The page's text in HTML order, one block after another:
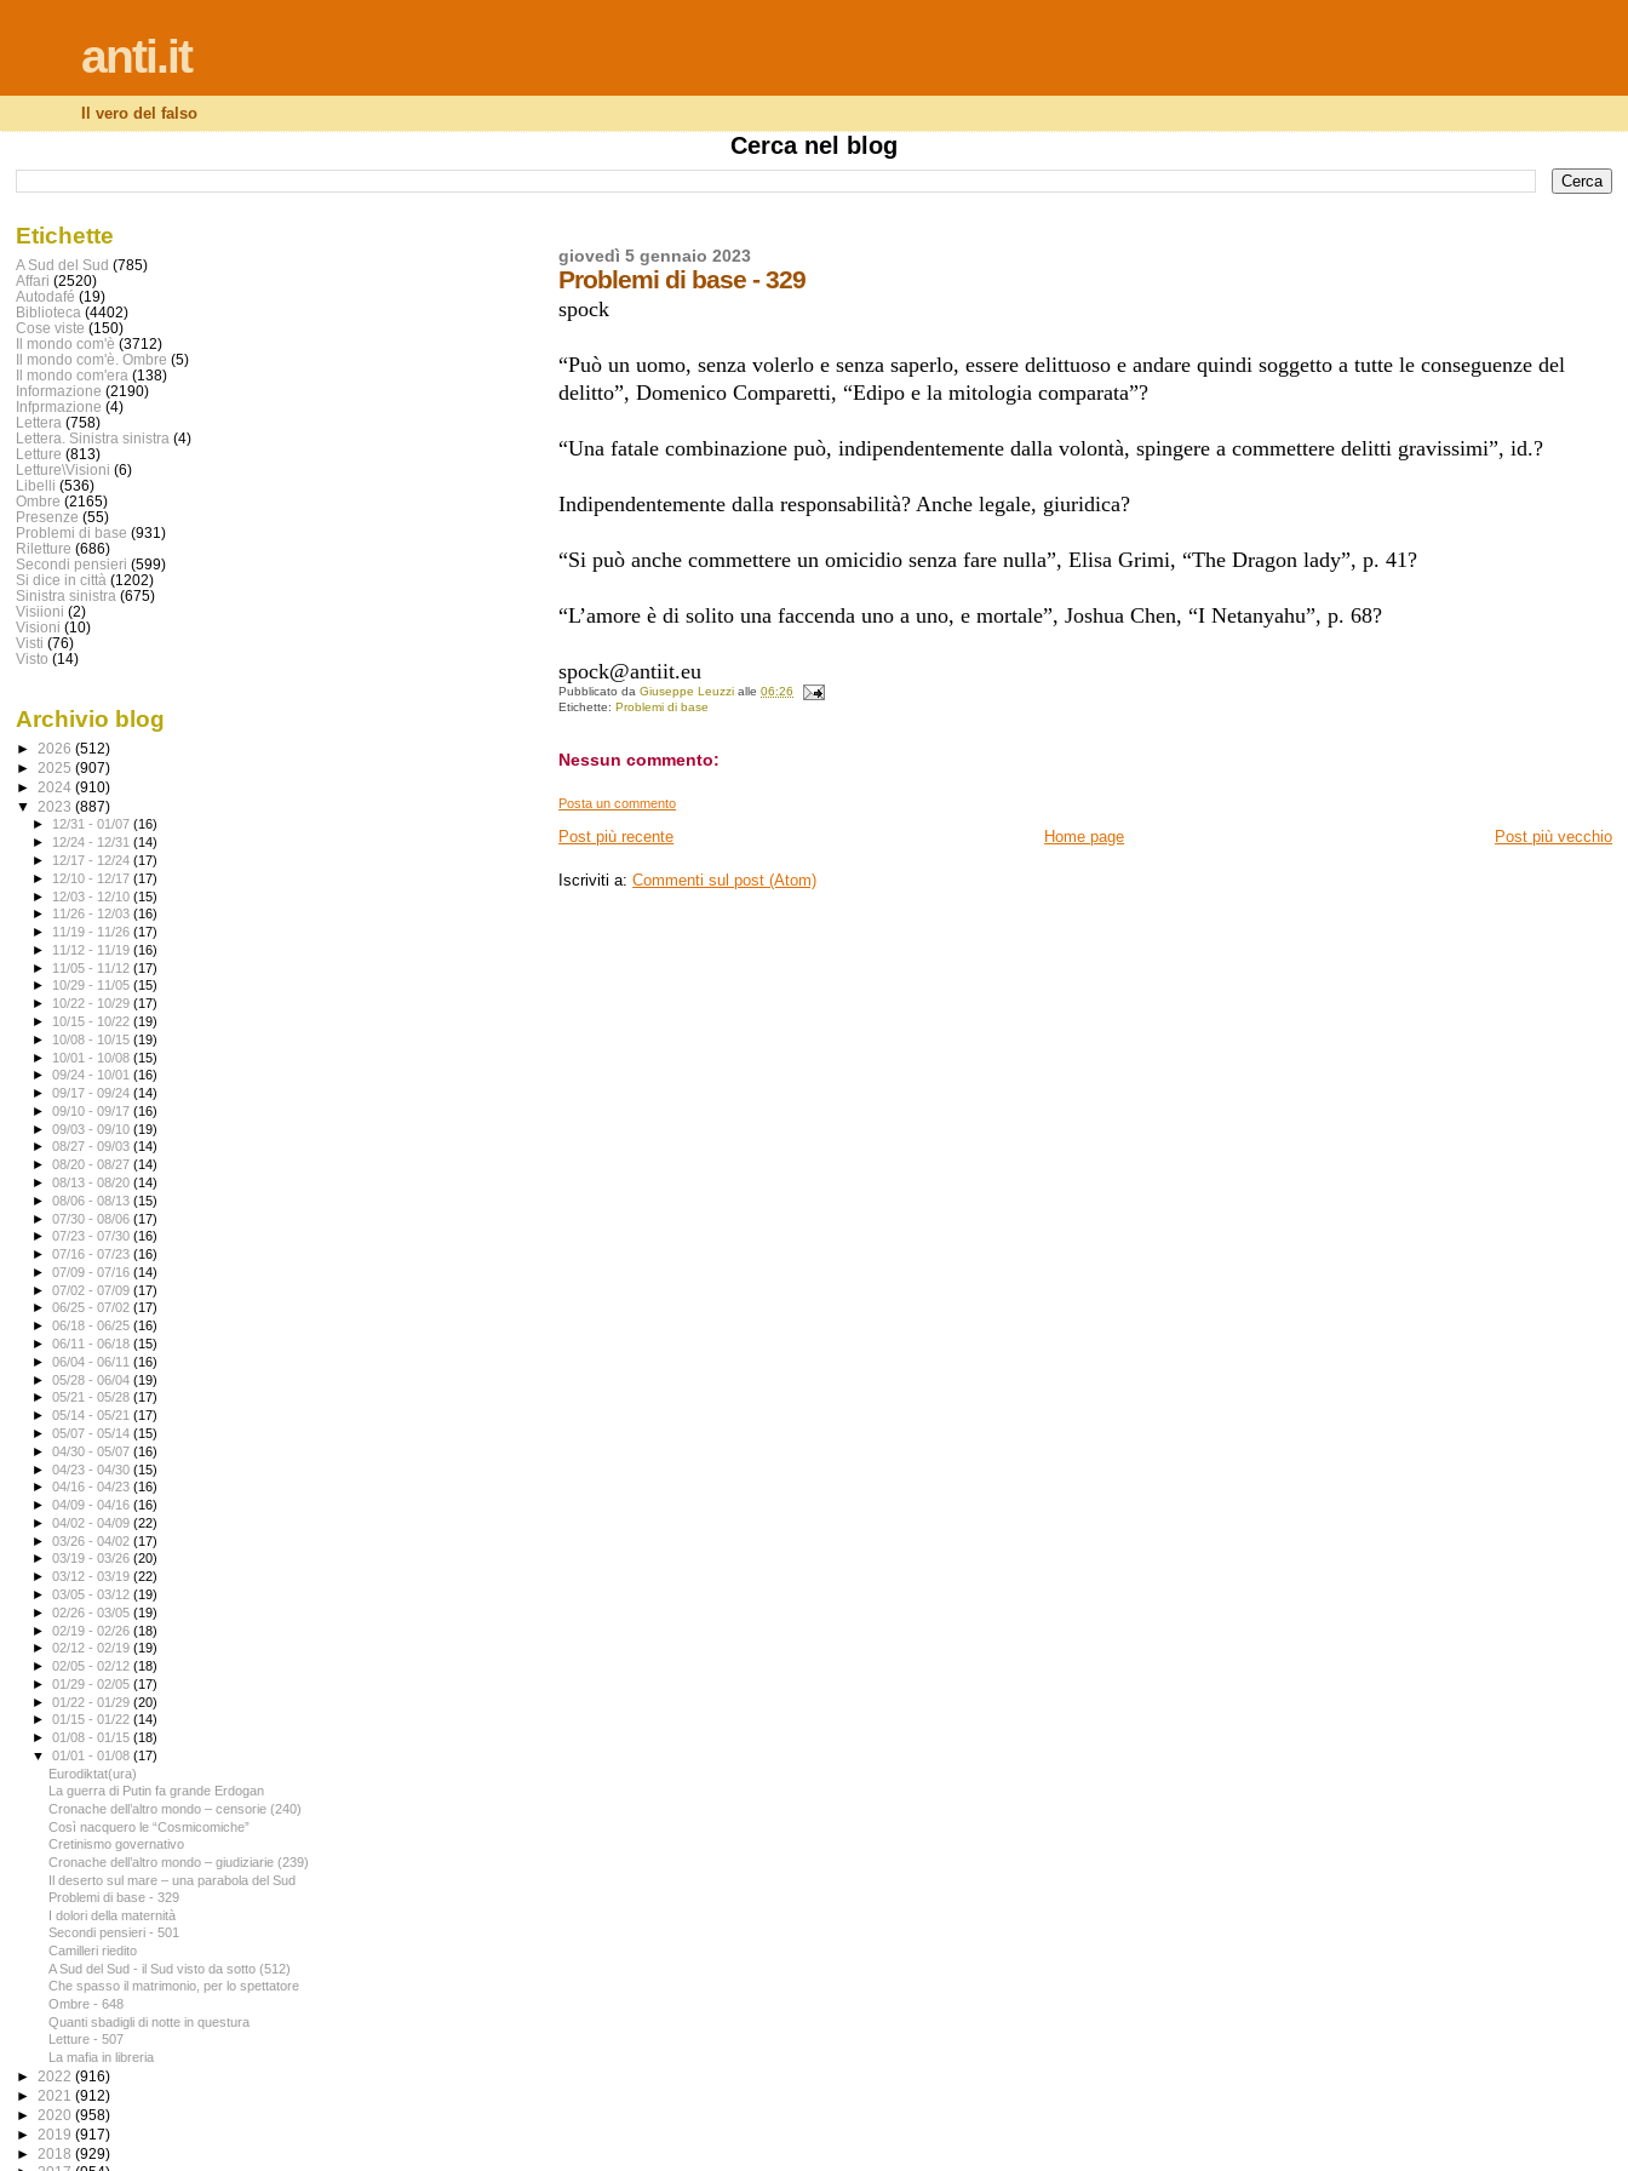
anti.it
Il vero del falso
Cerca nel blog
giovedì 5 gennaio 2023
Problemi di base - 329
spock
“Può un uomo, senza volerlo e senza saperlo, essere delittuoso e andare quindi soggetto a tutte le conseguenze del
delitto”, Domenico Comparetti, “Edipo e la mitologia comparata”?
“Una fatale combinazione può, indipendentemente dalla volontà, spingere a commettere delitti gravissimi”, id.?
Indipendentemente dalla responsabilità? Anche legale, giuridica?
“Si può anche commettere un omicidio senza fare nulla”, Elisa Grimi, “The Dragon lady”, p. 41?
“L’amore è di solito una faccenda uno a uno, e mortale”, Joshua Chen, “I Netanyahu”, p. 68?
spock@antiit.eu
Pubblicato daGiuseppe Leuzzi alle06:26
Etichette:Problemi di base
Nessun commento:
Posta un commento
Post più recente Post più vecchio
Home page
Iscriviti a:Commenti sul post (Atom)
Etichette
A Sud del Sud (785)
Affari (2520)
Autodafé (19)
Biblioteca (4402)
Cose viste (150)
Il mondo com'è (3712)
Il mondo com'è. Ombre (5)
Il mondo com'era (138)
Informazione (2190)
Infprmazione (4)
Lettera (758)
Lettera. Sinistra sinistra (4)
Letture (813)
Letture\Visioni (6)
Libelli (536)
Ombre (2165)
Presenze (55)
Problemi di base (931)
Riletture (686)
Secondi pensieri (599)
Si dice in città (1202)
Sinistra sinistra (675)
Visiioni (2)
Visioni (10)
Visti (76)
Visto (14)
Archivio blog
► 2026 (512)
► 2025 (907)
► 2024 (910)
▼ 2023 (887)
► 12/31 - 01/07(16)
► 12/24 - 12/31(14)
► 12/17 - 12/24(17)
► 12/10 - 12/17(17)
► 12/03 - 12/10(15)
► 11/26 - 12/03(16)
► 11/19 - 11/26(17)
► 11/12 - 11/19(16)
► 11/05 - 11/12(17)
► 10/29 - 11/05(15)
► 10/22 - 10/29(17)
► 10/15 - 10/22(19)
► 10/08 - 10/15(19)
► 10/01 - 10/08(15)
►09/24 - 10/01(16)
►09/17 - 09/24(14)
►09/10 - 09/17(16)
►09/03 - 09/10(19)
►08/27 - 09/03(14)
►08/20 - 08/27(14)
►08/13 - 08/20(14)
►08/06 - 08/13(15)
►07/30 - 08/06(17)
►07/23 - 07/30(16)
►07/16 - 07/23(16)
►07/09 - 07/16(14)
►07/02 - 07/09(17)
►06/25 - 07/02(17)
►06/18 - 06/25(16)
►06/11 - 06/18(15)
►06/04 - 06/11(16)
►05/28 - 06/04(19)
►05/21 - 05/28(17)
►05/14 - 05/21(17)
►05/07 - 05/14(15)
►04/30 - 05/07(16)
►04/23 - 04/30(15)
►04/16 - 04/23(16)
►04/09 - 04/16(16)
►04/02 - 04/09(22)
►03/26 - 04/02(17)
►03/19 - 03/26(20)
►03/12 - 03/19(22)
►03/05 - 03/12(19)
►02/26 - 03/05(19)
►02/19 - 02/26(18)
►02/12 - 02/19(19)
►02/05 - 02/12(18)
►01/29 - 02/05(17)
►01/22 - 01/29(20)
►01/15 - 01/22(14)
►01/08 - 01/15(18)
▼01/01 - 01/08(17)
Eurodiktat(ura)
La guerra di Putin fa grande Erdogan
Cronache dell’altro mondo – censorie (240)
Così nacquero le “Cosmicomiche”
Cretinismo governativo
Cronache dell’altro mondo – giudiziarie (239)
Il deserto sul mare – una parabola del Sud
Problemi di base - 329
I dolori della maternità
Secondi pensieri - 501
Camilleri riedito
A Sud del Sud - il Sud visto da sotto (512)
Che spasso il matrimonio, per lo spettatore
Ombre - 648
Quanti sbadigli di notte in questura
Letture - 507
La mafia in libreria
► 2022 (916)
► 2021 (912)
► 2020 (958)
► 2019 (917)
► 2018 (929)